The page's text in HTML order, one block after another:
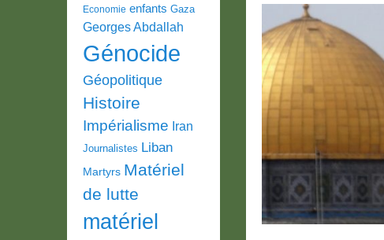
Economie enfants Gaza
Georges Abdallah
Génocide
Géopolitique
Histoire
Impérialisme Iran
Journalistes Liban
Martyrs Matériel
de lutte
matériel